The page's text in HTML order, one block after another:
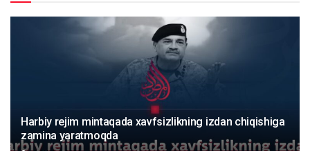
Harbiy rejim mintaqada xavfsizlikning izdan chiqishiga
zamina yaratmoqda